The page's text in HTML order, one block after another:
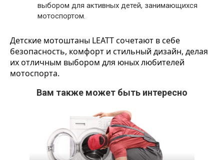
выбором для активных детей, занимающихся
мотоспортом.
Детские мотоштаны LEATT сочетают в себе
безопасность, комфорт и стильный дизайн, делая
их отличным выбором для юных любителей
мотоспорта.
Вам также может быть интересно